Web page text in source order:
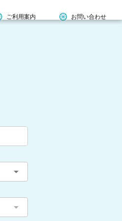
ご利用案内 お問い合わせ
arrow_drop_down
arrow_drop_down